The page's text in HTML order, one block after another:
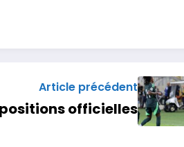
Article précédent
officielles